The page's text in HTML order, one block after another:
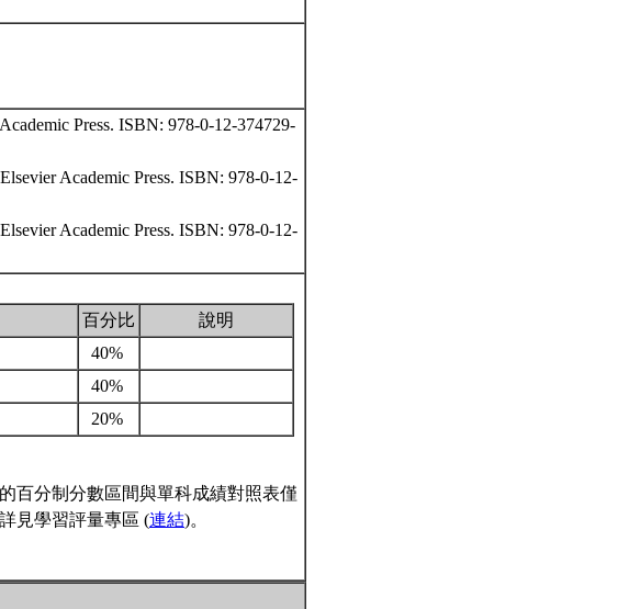
Press. ISBN: 978-0-12-374729-
Academic Press. ISBN: 978-0-12-
Academic Press. ISBN: 978-0-12-
百分比
說明
40%
40%
20%
百分制分數區間與單科成績對照表僅
見學習評量專區 (連結)。